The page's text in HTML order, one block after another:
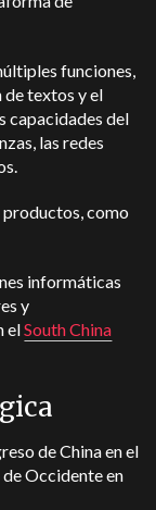
funciones,
de textos y el
capacidades del
las redes
productos, como
informáticas
y
elSouth China
de China en el
Occidente en